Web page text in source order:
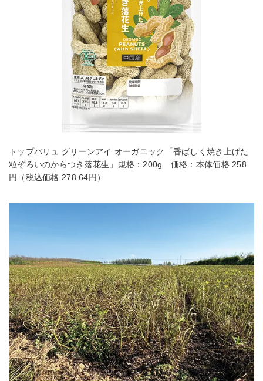
トップバリュ グリーンアイ オーガニック「香ばしく焼き上げた
粒ぞろいのからつき落花生」規格：200g 価格：本体価格 258
円（税込価格 278.64円）